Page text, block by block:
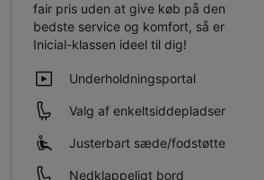
fair pris uden at give køb på den
bedste service og komfort, så er
Inicial-klassen ideel til dig!
Underholdningsportal
Valg af enkeltsiddepladser
Justerbart sæde/​fodstøtte
Nedklappeligt bord